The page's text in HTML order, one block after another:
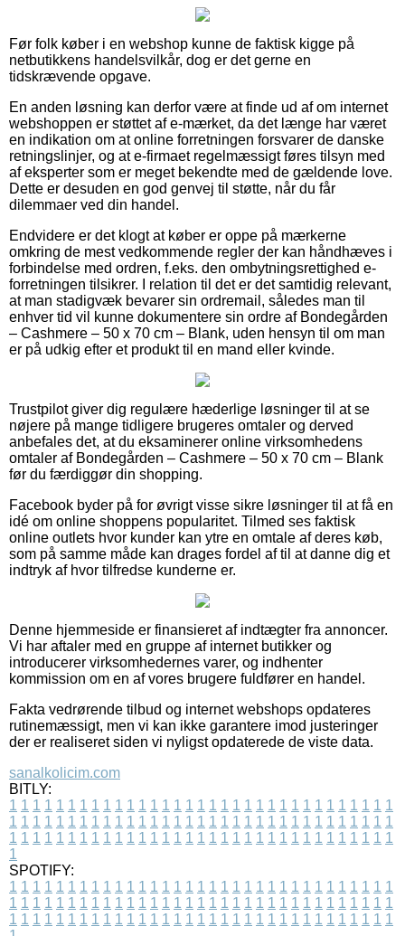
Før folk køber i en webshop kunne de faktisk kigge på
netbutikkens handelsvilkår, dog er det gerne en
tidskrævende opgave.
En anden løsning kan derfor være at finde ud af om internet
webshoppen er støttet af e-mærket, da det længe har været
en indikation om at online forretningen forsvarer de danske
retningslinjer, og at e-firmaet regelmæssigt føres tilsyn med
af eksperter som er meget bekendte med de gældende love.
Dette er desuden en god genvej til støtte, når du får
dilemmaer ved din handel.
Endvidere er det klogt at køber er oppe på mærkerne
omkring de mest vedkommende regler der kan håndhæves i
forbindelse med ordren, f.eks. den ombytningsrettighed e-
forretningen tilsikrer. I relation til det er det samtidig relevant,
at man stadigvæk bevarer sin ordremail, således man til
enhver tid vil kunne dokumentere sin ordre af Bondegården
– Cashmere – 50 x 70 cm – Blank, uden hensyn til om man
er på udkig efter et produkt til en mand eller kvinde.
Trustpilot giver dig regulære hæderlige løsninger til at se
nøjere på mange tidligere brugeres omtaler og derved
anbefales det, at du eksaminerer online virksomhedens
omtaler af Bondegården – Cashmere – 50 x 70 cm – Blank
før du færdiggør din shopping.
Facebook byder på for øvrigt visse sikre løsninger til at få en
idé om online shoppens popularitet. Tilmed ses faktisk
online outlets hvor kunder kan ytre en omtale af deres køb,
som på samme måde kan drages fordel af til at danne dig et
indtryk af hvor tilfredse kunderne er.
Denne hjemmeside er finansieret af indtægter fra annoncer.
Vi har aftaler med en gruppe af internet butikker og
introducerer virksomhedernes varer, og indhenter
kommission om en af vores brugere fuldfører en handel.
Fakta vedrørende tilbud og internet webshops opdateres
rutinemæssigt, men vi kan ikke garantere imod justeringer
der er realiseret siden vi nyligst opdaterede de viste data.
sanalkolicim.com
BITLY:
1 1 1 1 1 1 1 1 1 1 1 1 1 1 1 1 1 1 1 1 1 1 1 1 1 1 1 1 1 1 1 1 1
1 1 1 1 1 1 1 1 1 1 1 1 1 1 1 1 1 1 1 1 1 1 1 1 1 1 1 1 1 1 1 1 1
1 1 1 1 1 1 1 1 1 1 1 1 1 1 1 1 1 1 1 1 1 1 1 1 1 1 1 1 1 1 1 1 1
1
SPOTIFY:
1 1 1 1 1 1 1 1 1 1 1 1 1 1 1 1 1 1 1 1 1 1 1 1 1 1 1 1 1 1 1 1 1
1 1 1 1 1 1 1 1 1 1 1 1 1 1 1 1 1 1 1 1 1 1 1 1 1 1 1 1 1 1 1 1 1
1 1 1 1 1 1 1 1 1 1 1 1 1 1 1 1 1 1 1 1 1 1 1 1 1 1 1 1 1 1 1 1 1